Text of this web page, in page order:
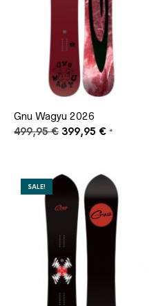
Gnu Wagyu 2026
499,95€ Ursprünglicher
399,95 €Aktueller
*
SALE!